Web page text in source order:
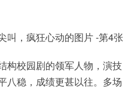
构校园剧的领军人物，演技
八稳，成绩更甚以往。多场